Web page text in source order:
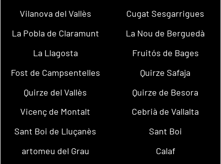
Vilanova del Vallès
Cugat Sesgarrigues
La Pobla de Claramunt
La Nou de Berguedà
La Llagosta
Fruitós de Bages
Fost de Campsentelles
Quirze Safaja
Quirze del Vallès
Quirze de Besora
Vicenç de Montalt
Cebrià de Vallalta
Sant Boi de Lluçanès
Sant Boi
artomeu del Grau
Calaf